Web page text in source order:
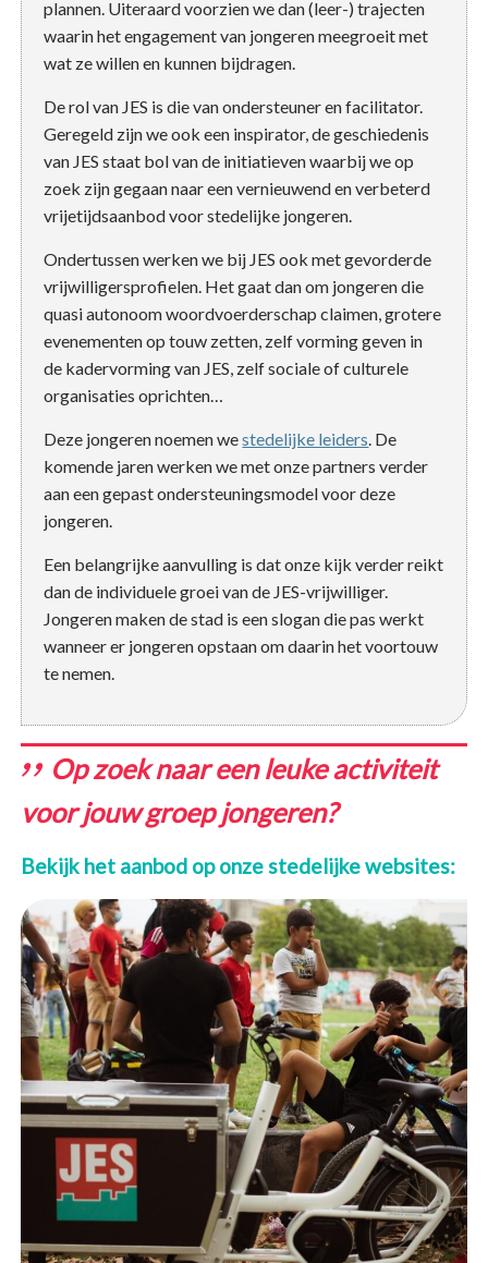
plannen. Uiteraard voorzien we dan (leer-) trajecten
waarin het engagement van jongeren meegroeit met
wat ze willen en kunnen bijdragen.
De rol van JES is die van ondersteuner en facilitator.
Geregeld zijn we ook een inspirator, de geschiedenis
van JES staat bol van de initiatieven waarbij we op
zoek zijn gegaan naar een vernieuwend en verbeterd
vrijetijdsaanbod voor stedelijke jongeren.
Ondertussen werken we bij JES ook met gevorderde
vrijwilligersprofielen. Het gaat dan om jongeren die
quasi autonoom woordvoerderschap claimen, grotere
evenementen op touw zetten, zelf vorming geven in
de kadervorming van JES, zelf sociale of culturele
organisaties oprichten…
Deze jongeren noemen westedelijke leiders. De
komende jaren werken we met onze partners verder
aan een gepast ondersteuningsmodel voor deze
jongeren.
Een belangrijke aanvulling is dat onze kijk verder reikt
dan de individuele groei van de JES-vrijwilliger.
Jongeren maken de stad is een slogan die pas werkt
wanneer er jongeren opstaan om daarin het voortouw
te nemen.
Op zoek naar een leuke activiteit
voor jouw groep jongeren?
Bekijk het aanbod op onze stedelijke websites: